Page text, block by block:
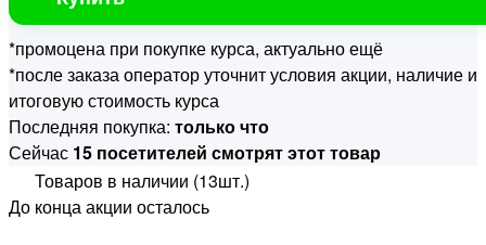
*промоцена при покупке курса, актуально ещё
*после заказа оператор уточнит условия акции, наличие и
итоговую стоимость курса
Последняя покупка: только что
Сейчас 15 посетителей смотрят этот товар
Товаров в наличии (13шт.)
До конца акции осталось